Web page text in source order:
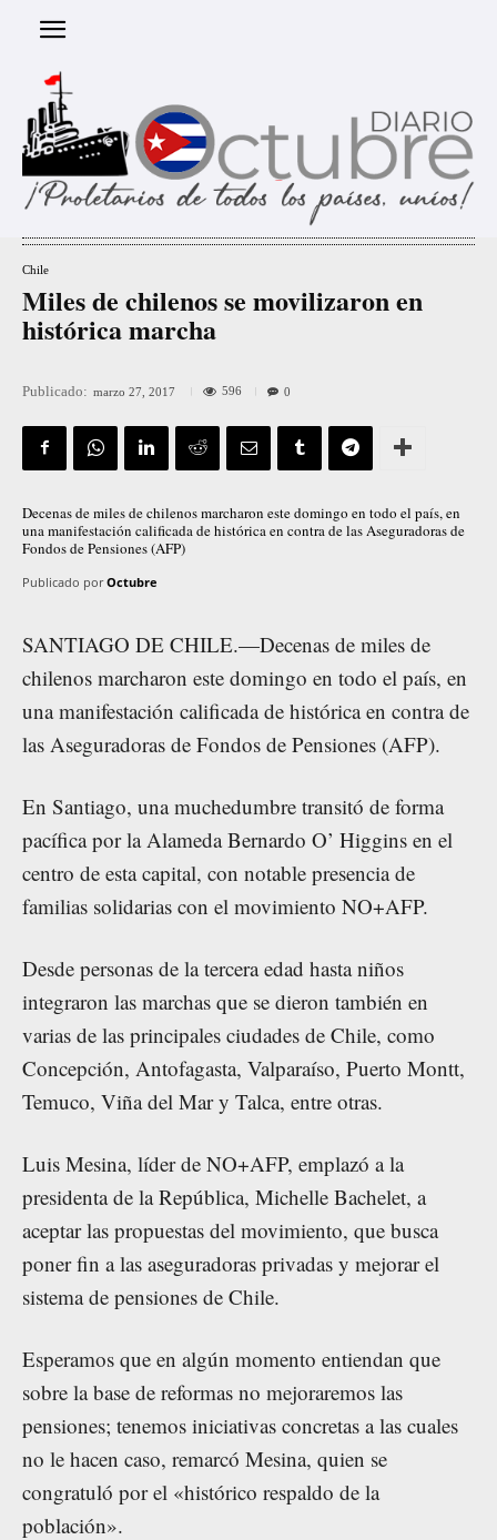
Chile
Miles de chilenos se movilizaron en
histórica marcha
Publicado: marzo 27, 2017 596 0
Decenas de miles de chilenos marcharon este domingo en todo el país, en
una manifestación calificada de histórica en contra de las Aseguradoras de
Fondos de Pensiones (AFP)
Publicado por Octubre
SANTIAGO DE CHILE.—Decenas de miles de
chilenos marcharon este domingo en todo el país, en
una manifestación calificada de histórica en contra de
las Aseguradoras de Fondos de Pensiones (AFP).
En Santiago, una muchedumbre transitó de forma
pacífica por la Alameda Bernardo O’ Higgins en el
centro de esta capital, con notable presencia de
familias solidarias con el movimiento NO+AFP.
Desde personas de la tercera edad hasta niños
integraron las marchas que se dieron también en
varias de las principales ciudades de Chile, como
Concepción, Antofagasta, Valparaíso, Puerto Montt,
Temuco, Viña del Mar y Talca, entre otras.
Luis Mesina, líder de NO+AFP, emplazó a la
presidenta de la República, Michelle Bachelet, a
aceptar las propuestas del movimiento, que busca
poner fin a las aseguradoras privadas y mejorar el
sistema de pensiones de Chile.
Esperamos que en algún momento entiendan que
sobre la base de reformas no mejoraremos las
pensiones; tenemos iniciativas concretas a las cuales
no le hacen caso, remarcó Mesina, quien se
congratuló por el «histórico respaldo de la
población».